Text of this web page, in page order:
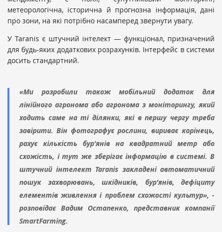
метеорологічна, історична й прогнозна інформація, дані
про зони, на які потрібно насамперед звернути увагу.
У Taranis є штучний інтелект — функціонал, призначений
для будь-яких додаткових розрахунків. Інтерфейс в системи
досить стандартний.
«Ми розробили також мобільний додаток для
лінійного агронома або агронома з моніторингу, який
ходить саме на ті ділянки, які в першу чергу треба
завірити. Він фотографує рослини, вириває корінець,
рахує кількість бур’янів на квадратний метр або
схожість, і тут же зберігає інформацію в системі. В
штучний інтелект Taranis закладені автоматичний
пошук захворювань, шкідників, бур’янів, дефіциту
елементів живлення і проблем схожості культур», -
розповідає Вадим Остапенко, представник компанії
SmartFarming.